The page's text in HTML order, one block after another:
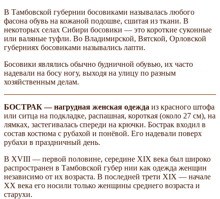
В Тамбовской губернии босовиками называлась любого
фасона обувь на кожаной подошве, сшитая из ткани. В
некоторых селах Сибири босовики — это короткие суконные
или валяные туфли. Во Владимирской, Вятской, Орловской
губерниях босовиками назывались лапти.
Босовики являлись обычно будничной обувью, их часто
надевали на босу ногу, выходя на улицу по разным
хозяйственным делам.
БОСТРАК — нагрудная женская одежда из красного штофа
или ситца на подкладке, распашная, короткая (около 27 см), на
лямках, застегивалась спереди на крючки. Бострак входил в
состав костюма с рубахой и понёвой. Его надевали поверх
рубахи в праздничный день.
В XVIII — первой половине, середине XIX века был широко
распространен в Тамбовской губер­ нии как одежда женщин
независимо от их возраста. В последней трети XIX — начале
XX века его носили только женщины среднего возраста и
старухи.